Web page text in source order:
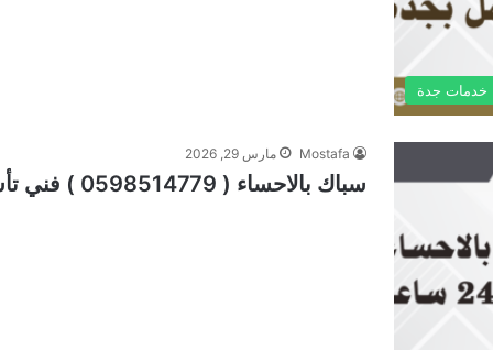
خدمات جدة
Mostafa مارس 29, 2026
سباك بالاحساء ( 0598514779 ) فني تأسيس 24/7 ساعة بالهفوف والمبرز